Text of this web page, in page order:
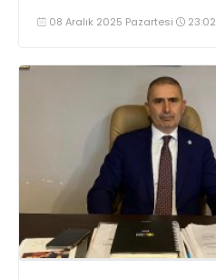
08 Aralık 2025 Pazartesi 23:02